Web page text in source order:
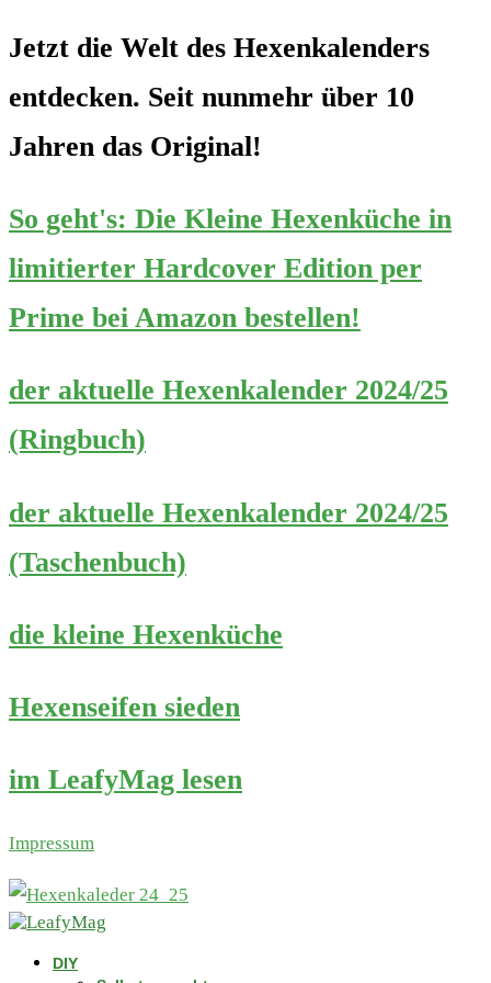
Jetzt die Welt des Hexenkalenders
entdecken. Seit nunmehr über 10
Jahren das Original!
So geht's: Die Kleine Hexenküche in
limitierter Hardcover Edition per
Prime bei Amazon bestellen!
der aktuelle Hexenkalender 2024/25
(Ringbuch)
der aktuelle Hexenkalender 2024/25
(Taschenbuch)
die kleine Hexenküche
Hexenseifen sieden
im LeafyMag lesen
Impressum
DIY